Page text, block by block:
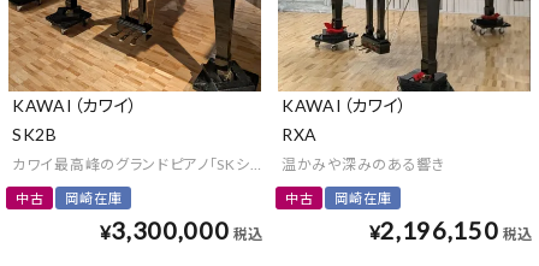
KAWAI（カワイ）
SK2B
カワイ最高峰のグランドピアノ「SKシリーズ」
中古 岡崎在庫
¥3,300,000 税込
KAWAI（カワイ）
RXA
温かみや深みのある響き
中古 岡崎在庫
¥2,196,150 税込